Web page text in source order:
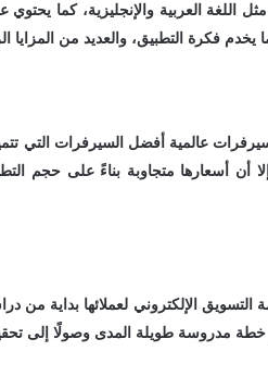
اللغة العربية والإنجليزية، كما
فكرة التطبيق، والعديد من المزايا
عالمية أفضل السيرفرات التي
أن أسعارها متجاوبة بناءً على حجم
الإلكتروني لعملائها بداية من
خطة مدروسة طويلة المدى وصولًا إلى